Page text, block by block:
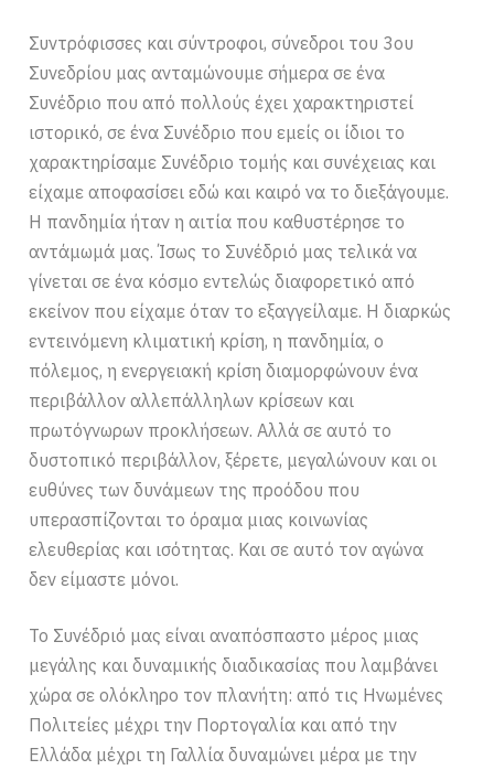
Συντρόφισσες και σύντροφοι, σύνεδροι του 3ου
Συνεδρίου μας ανταμώνουμε σήμερα σε ένα
Συνέδριο που από πολλούς έχει χαρακτηριστεί
ιστορικό, σε ένα Συνέδριο που εμείς οι ίδιοι το
χαρακτηρίσαμε Συνέδριο τομής και συνέχειας και
είχαμε αποφασίσει εδώ και καιρό να το διεξάγουμε.
Η πανδημία ήταν η αιτία που καθυστέρησε το
αντάμωμά μας. Ίσως το Συνέδριό μας τελικά να
γίνεται σε ένα κόσμο εντελώς διαφορετικό από
εκείνον που είχαμε όταν το εξαγγείλαμε. Η διαρκώς
εντεινόμενη κλιματική κρίση, η πανδημία, ο
πόλεμος, η ενεργειακή κρίση διαμορφώνουν ένα
περιβάλλον αλλεπάλληλων κρίσεων και
πρωτόγνωρων προκλήσεων. Αλλά σε αυτό το
δυστοπικό περιβάλλον, ξέρετε, μεγαλώνουν και οι
ευθύνες των δυνάμεων της προόδου που
υπερασπίζονται το όραμα μιας κοινωνίας
ελευθερίας και ισότητας. Και σε αυτό τον αγώνα
δεν είμαστε μόνοι.
Το Συνέδριό μας είναι αναπόσπαστο μέρος μιας
μεγάλης και δυναμικής διαδικασίας που λαμβάνει
χώρα σε ολόκληρο τον πλανήτη: από τις Ηνωμένες
Πολιτείες μέχρι την Πορτογαλία και από την
Ελλάδα μέχρι τη Γαλλία δυναμώνει μέρα με την